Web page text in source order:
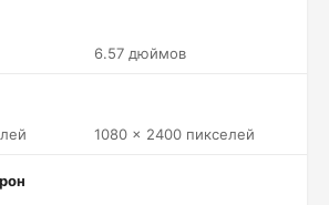
6.57 дюймов
1080 x 2400 пикселей